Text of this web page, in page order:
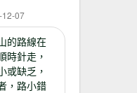
07
的路線在
時針走，
或缺乏，
，路小錯